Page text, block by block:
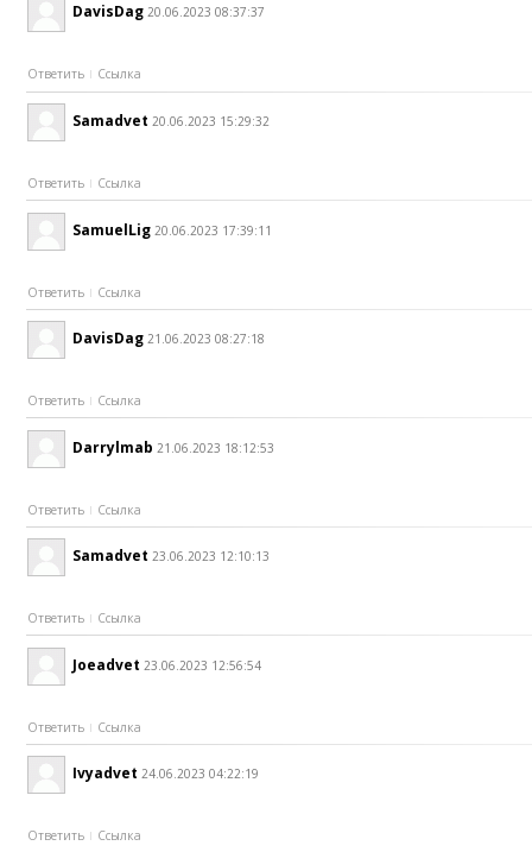
DavisDag 20.06.2023 08:37:37
Ответить Ссылка
Samadvet 20.06.2023 15:29:32
Ответить Ссылка
SamuelLig 20.06.2023 17:39:11
Ответить Ссылка
DavisDag 21.06.2023 08:27:18
Ответить Ссылка
Darrylmab 21.06.2023 18:12:53
Ответить Ссылка
Samadvet 23.06.2023 12:10:13
Ответить Ссылка
Joeadvet 23.06.2023 12:56:54
Ответить Ссылка
Ivyadvet 24.06.2023 04:22:19
Ответить Ссылка